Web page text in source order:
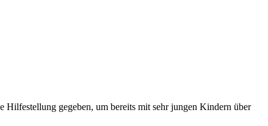
Hilfestellung gegeben, um bereits mit sehr jungen Kindern über